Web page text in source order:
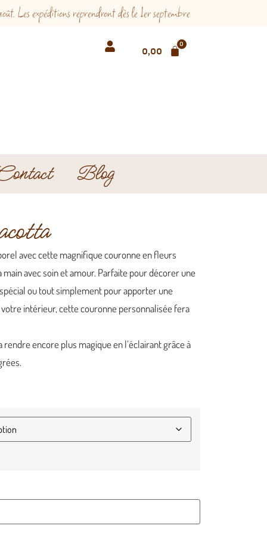
expéditions reprendront dès le 1er septembre
0,00
0
Blog
avec cette magnifique couronne en fleurs
avec soin et amour. Parfaite pour décorer une
ou tout simplement pour apporter une
intérieur, cette couronne personnalisée fera
rendre encore plus magique en l’éclairant grâce à